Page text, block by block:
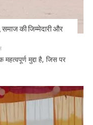
की जिम्मेदारी और
महत्वपूर्ण मुद्दा है, जिस पर